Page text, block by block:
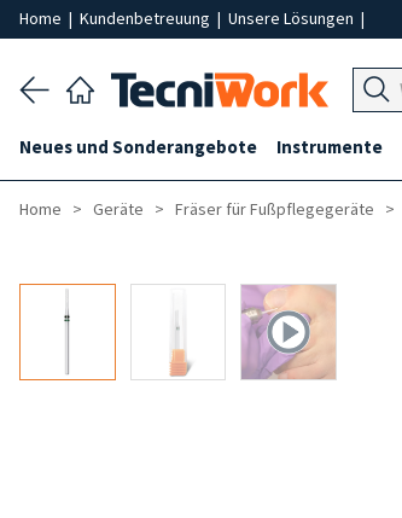
Home | Kundenbetreuung | Unsere Lösungen |
Neues und Sonderangebote Instrumente
Home Geräte Fräser für Fußpflegegeräte